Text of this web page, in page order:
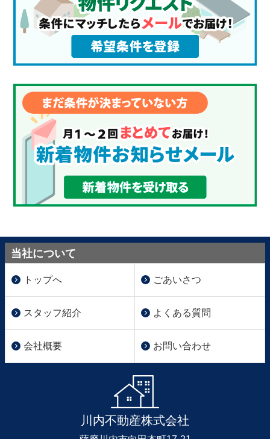
当社について
トップへ ごあいさつ
スタッフ紹介 よくある質問
会社概要 お問い合わせ
川内不動産株式会社